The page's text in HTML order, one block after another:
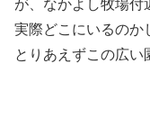
が、なかよし牧場付
実際どこにいるのか
とりあえずこの広い